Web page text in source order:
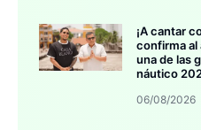
¡A cantar
confirma al
una de las
náutico
06/08/2026